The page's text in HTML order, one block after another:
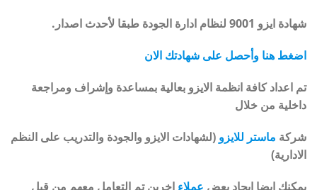
شهادة ايزو 9001 لنظام ادارة الجودة طبقا لأحدث اصدار.
اضغط هنا وأحصل على شهادتك الان
تم اعداد كافة انظمة الايزو بعالية بمساعدة وإشراف ومراجعة
داخلية من خلال
شركة ماستر للايزو (لشهادات الايزو والجودة والتدريب على النظم
الادارية)
يمكنك ايضا ايجاد بعض عملاء اخرين تم التعامل معهم من قبل